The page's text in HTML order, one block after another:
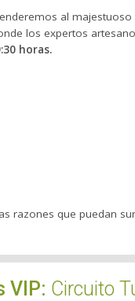
al
los expertos
horas.
razones que puedan
VIP: Circuito